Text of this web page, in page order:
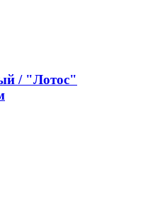
/ "Лотос"